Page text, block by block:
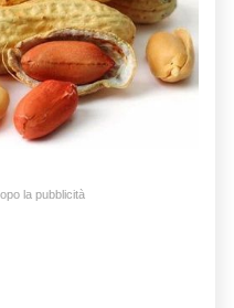
la pubblicità